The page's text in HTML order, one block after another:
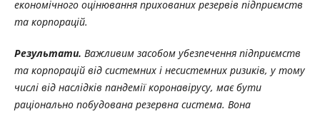
економічного оцінювання прихованих резервів підприємств
та корпорацій.
Результати. Важливим засобом убезпечення підприємств
та корпорацій від системних і несистемних ризиків, у тому
числі від наслідків пандемії коронавірусу, має бути
раціонально побудована резервна система. Вона